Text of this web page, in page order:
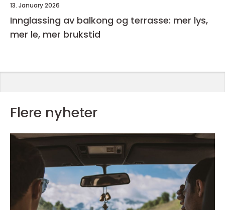
13. January 2026
Innglassing av balkong og terrasse: mer lys,
mer le, mer brukstid
Flere nyheter